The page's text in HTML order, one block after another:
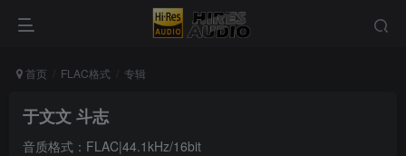
首页 FLAC格式 专辑
于文文 斗志
音质格式：FLAC|44.1kHz/16bit